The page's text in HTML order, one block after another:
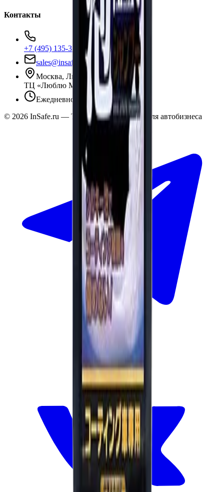
Контакты
+7 (495) 135-35-99
sales@insafe.ru
Москва, Люблинская ул., 153.
ТЦ «Люблю Молл», -1 уровень
Ежедневно 10:00 — 19:00
© 2026 InSafe.ru — Товары и технологии для автобизнеса